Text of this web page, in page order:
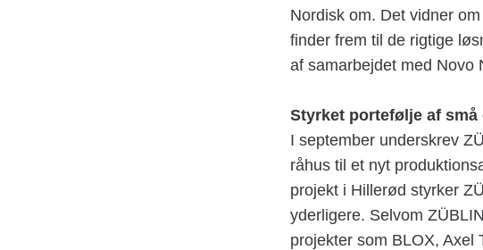
Nordisk om. Det vidner
finder frem til de rigtige
af samarbejdet med Novo
Styrket portefølje af
I september underskrev
råhus til et nyt
projekt i Hillerød styrker
yderligere. Selvom
projekter som BLOX, Axel